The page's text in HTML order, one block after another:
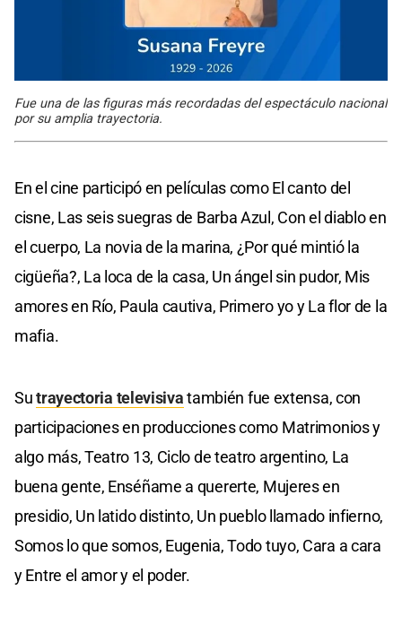
Fue una de las figuras más recordadas del espectáculo nacional
por su amplia trayectoria.
En el cine participó en películas como El canto del
cisne, Las seis suegras de Barba Azul, Con el diablo en
el cuerpo, La novia de la marina, ¿Por qué mintió la
cigüeña?, La loca de la casa, Un ángel sin pudor, Mis
amores en Río, Paula cautiva, Primero yo y La flor de la
mafia.
Sutrayectoria televisivatambién fue extensa, con
participaciones en producciones como Matrimonios y
algo más, Teatro 13, Ciclo de teatro argentino, La
buena gente, Enséñame a quererte, Mujeres en
presidio, Un latido distinto, Un pueblo llamado infierno,
Somos lo que somos, Eugenia, Todo tuyo, Cara a cara
y Entre el amor y el poder.